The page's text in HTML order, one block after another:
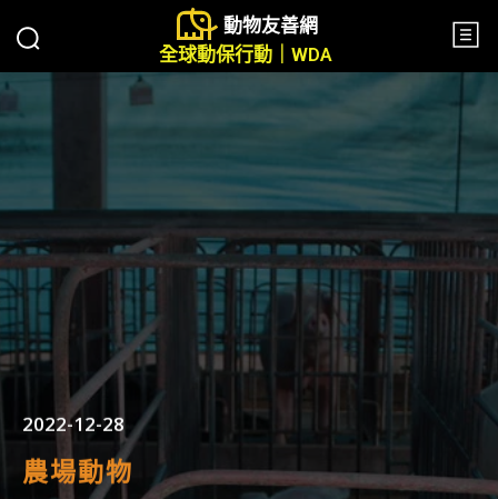
動物友善網
全球動保行動｜WDA
2022-12-28
農場動物